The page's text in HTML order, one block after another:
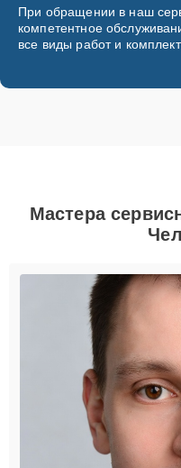
При обращении в наш
компетентное
все виды работ и
Мастера